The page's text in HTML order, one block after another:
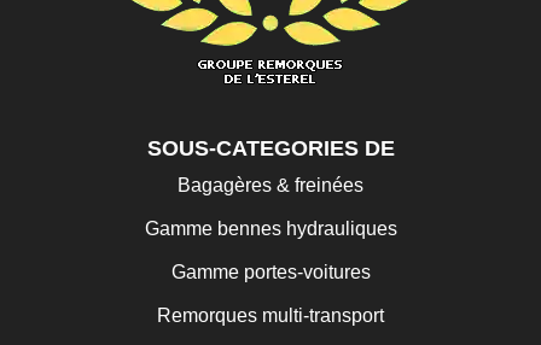
SOUS-CATEGORIES DE
Bagagères & freinées
Gamme bennes hydrauliques
Gamme portes-voitures
Remorques multi-transport